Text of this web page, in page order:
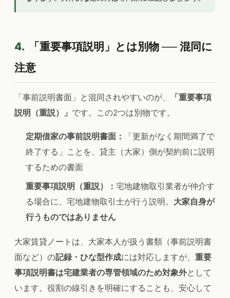
4.
「重要事項説明」とは別物 ── 混同に
注意
「事前説明書面」と混同されやすいのが、
「重要事項
説明（重説）」 です。この2つは別物です。
定期借家の事前説明書面：
「更新がなく期間満了で
終了する」ことを、貸主（大家）側が契約前に説明
するための書面
重要事項説明（重説）： 宅地建物取引業者が仲介す
る場合に、宅地建物取引士が行う説明。 大家自身が
行うものではありません
大家賃貸ノートは、大家本人が扱う書類（事前説明書
面など）の記録・ひな型作成には対応しますが、 重要
事項説明書は宅建業者の専管領域のため対象外として
います。役割の線引きを明確にすることも、安心して